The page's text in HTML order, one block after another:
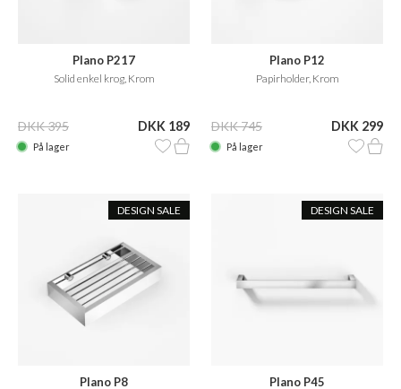
Plano P217
Solid enkel krog, Krom
DKK 395 DKK 189
På lager
Plano P12
Papirholder, Krom
DKK 745 DKK 299
På lager
DESIGN SALE
Plano P8
DESIGN SALE
Plano P45